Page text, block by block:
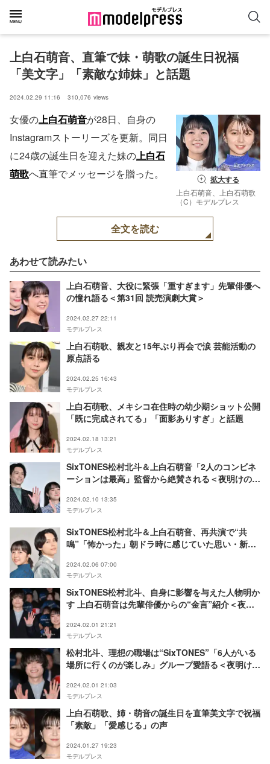
上白石萌音、直筆で妹・萌歌の誕生日祝福
「美文字」「素敵な姉妹」と話題
2024.02.29 11:16 310,076 views
拡大する
上白石萌音、上白石萌歌
（C）モデルプレス
女優の上白石萌音が28日、自身の
Instagramストーリーズを更新。同日
に24歳の誕生日を迎えた妹の上白石
萌歌へ直筆でメッセージを贈った。
全文を読む
あわせて読みたい
上白石萌音、大役に緊張「重すぎます」先輩俳優へ
の憧れ語る＜第31回 読売演劇大賞＞
2024.02.27 22:11
モデルプレス
上白石萌歌、親友と15年ぶり再会で涙 芸能活動の
原点語る
2024.02.25 16:43
モデルプレス
上白石萌歌、メキシコ在住時の幼少期ショット公開
「既に完成されてる」「面影ありすぎ」と話題
2024.02.18 13:21
モデルプレス
SixTONES松村北斗＆上白石萌音「2人のコンビネ
ーションは最高」監督から絶賛される＜夜明けのす
2024.02.10 13:35
モデルプレス
SixTONES松村北斗＆上白石萌音、再共演で“共
鳴”「怖かった」朝ドラ時に感じていた思い・新た
ュー＞
2024.02.06 07:00
モデルプレス
SixTONES松村北斗、自身に影響を与えた人物明か
す 上白石萌音は先輩俳優からの“金言”紹介＜夜明
2024.02.01 21:21
モデルプレス
松村北斗、理想の職場は“SixTONES”「6人がいる
場所に行くのが楽しみ」グループ愛語る＜夜明けの
2024.02.01 21:03
モデルプレス
上白石萌歌、姉・萌音の誕生日を直筆美文字で祝福
「素敵」「愛感じる」の声
2024.01.27 19:23
モデルプレス